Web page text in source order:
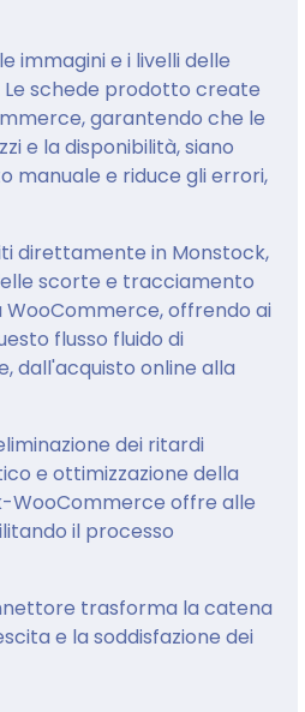
immagini e i livelli delle
schede prodotto create
garantendo che le
e la disponibilità, siano
manuale e riduce gli errori,
direttamente in Monstock,
scorte e tracciamento
WooCommerce, offrendo ai
flusso fluido di
dall'acquisto online alla
dei ritardi
e ottimizzazione della
WooCommerce offre alle
il processo
trasforma la catena
e la soddisfazione dei